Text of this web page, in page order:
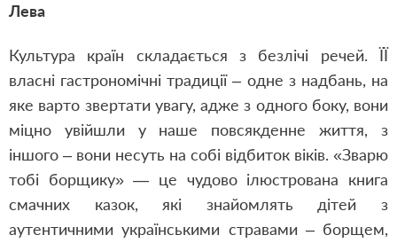
Лева
Культура країн складається з безлічі речей. ЇЇ
власні гастрономічні традиції – одне з надбань, на
яке варто звертати увагу, адже з одного боку, вони
міцно увійшли у наше повсякденне життя, з
іншого – вони несуть на собі відбиток віків. «Зварю
тобі борщику» — це чудово ілюстрована книга
смачних казок, які знайомлять дітей з
аутентичними українськими стравами – борщем,